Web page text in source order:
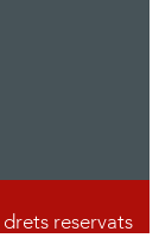
reservats